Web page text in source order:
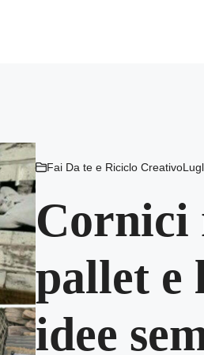
Fai Da te e Riciclo Creativo
Cornici
pallet e
idee